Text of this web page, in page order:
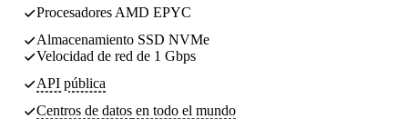
Procesadores AMD EPYC
Almacenamiento SSD NVMe
Velocidad de red de 1 Gbps
API pública
Centros de datos en todo el mundo